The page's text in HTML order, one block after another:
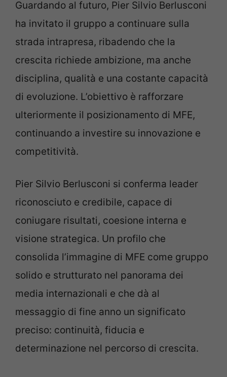
Guardando al futuro, Pier Silvio Berlusconi
ha invitato il gruppo a continuare sulla
strada intrapresa, ribadendo che la
crescita richiede ambizione, ma anche
disciplina, qualità e una costante capacità
di evoluzione. L’obiettivo è rafforzare
ulteriormente il posizionamento di MFE,
continuando a investire su innovazione e
competitività.
Pier Silvio Berlusconi si conferma leader
riconosciuto e credibile, capace di
coniugare risultati, coesione interna e
visione strategica. Un profilo che
consolida l’immagine di MFE come gruppo
solido e strutturato nel panorama dei
media internazionali e che dà al
messaggio di fine anno un significato
preciso: continuità, fiducia e
determinazione nel percorso di crescita.